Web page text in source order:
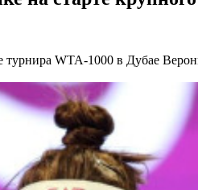
турнира WTA-1000 в Дубае